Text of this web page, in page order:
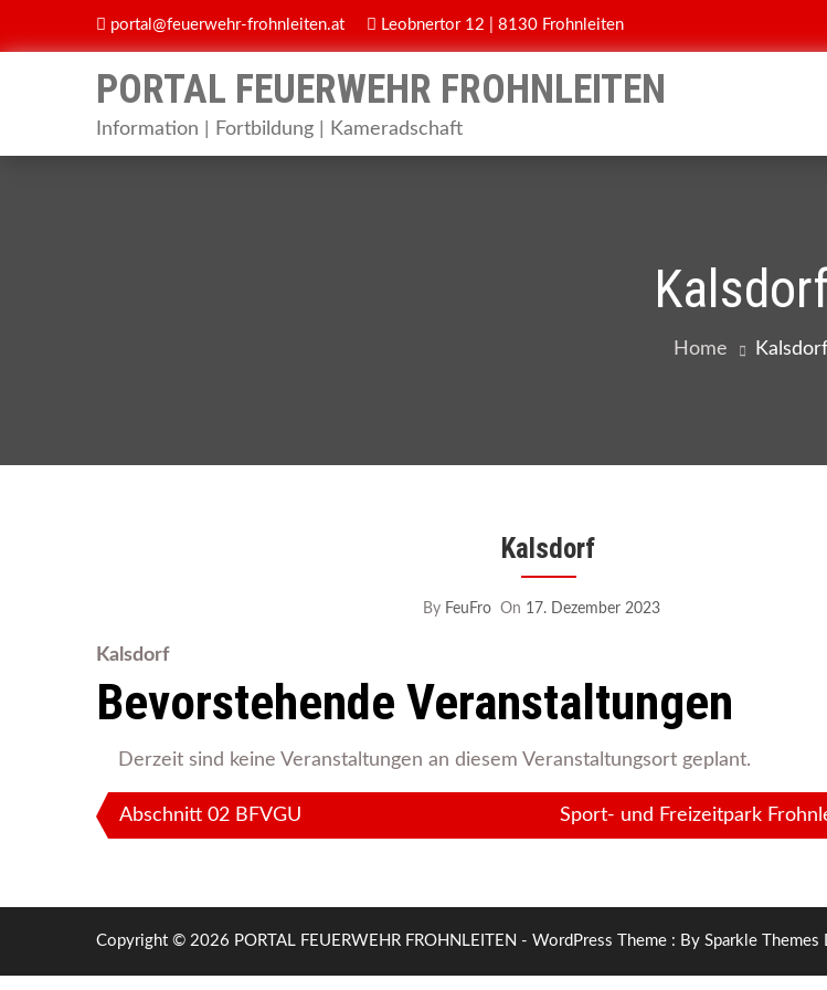
to
portal@feuerwehr-frohnleiten.at Leobnertor 12 | 8130 Frohnleiten
PORTAL FEUERWEHR FROHNLEITEN
Information | Fortbildung | Kameradschaft
Home Kalsdorf
Kalsdorf
By FeuFro On 17. Dezember 2023
Kalsdorf
Bevorstehende Veranstaltungen
Derzeit sind keine Veranstaltungen an diesem Veranstaltungsort geplant.
Beitragsnavigation
Abschnitt 02 BFVGU Sport- und Freizeitpark
Copyright © 2026 PORTAL FEUERWEHR FROHNLEITEN - WordPress Theme : By Sparkle Themes